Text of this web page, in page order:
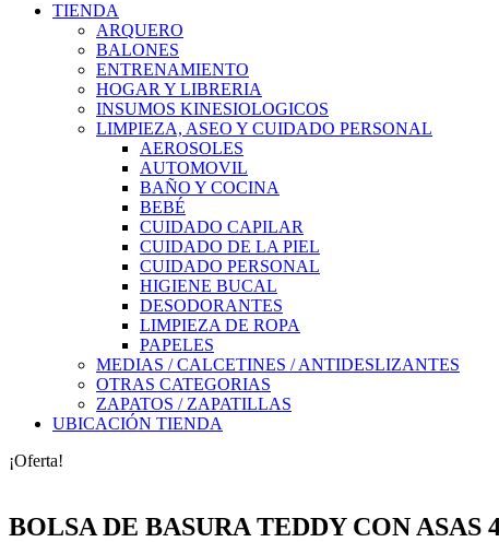
TIENDA
ARQUERO
BALONES
ENTRENAMIENTO
HOGAR Y LIBRERIA
INSUMOS KINESIOLOGICOS
LIMPIEZA, ASEO Y CUIDADO PERSONAL
AEROSOLES
AUTOMOVIL
BAÑO Y COCINA
BEBÉ
CUIDADO CAPILAR
CUIDADO DE LA PIEL
CUIDADO PERSONAL
HIGIENE BUCAL
DESODORANTES
LIMPIEZA DE ROPA
PAPELES
MEDIAS / CALCETINES / ANTIDESLIZANTES
OTRAS CATEGORIAS
ZAPATOS / ZAPATILLAS
UBICACIÓN TIENDA
¡Oferta!
BOLSA DE BASURA TEDDY CON ASAS